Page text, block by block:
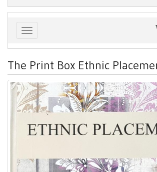
Toggle navigation
The Print Box Ethnic